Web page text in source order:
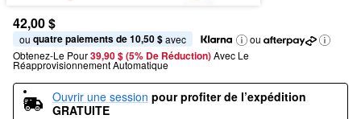
42,00 $
ou quatre paiements de 10,50 $ avec
ou
Obtenez-Le Pour39,90 $ (5% De Réduction) Avec Le
Réapprovisionnement Automatique
Ouvrir une session pour profiter de l’expédition
GRATUITE